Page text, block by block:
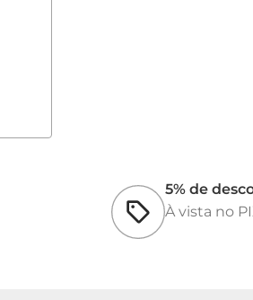
5% de
À vista no